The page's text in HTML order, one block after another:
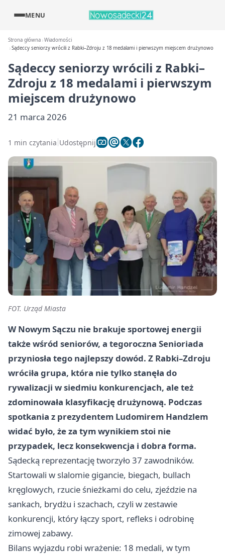
MENU
Strona główna Wiadomości
Sądeccy seniorzy wrócili z Rabki–Zdroju z 18 medalami i pierwszym miejscem drużynowo
Sądeccy seniorzy wrócili z Rabki–
Zdroju z 18 medalami i pierwszym
miejscem drużynowo
21 marca 2026
1 min czytania Udostępnij
FOT. Urząd Miasta
W Nowym Sączu nie brakuje sportowej energii
także wśród seniorów, a tegoroczna Senioriada
przyniosła tego najlepszy dowód. Z Rabki–Zdroju
wróciła grupa, która nie tylko stanęła do
rywalizacji w siedmiu konkurencjach, ale też
zdominowała klasyfikację drużynową. Podczas
spotkania z prezydentem Ludomirem Handzlem
widać było, że za tym wynikiem stoi nie
przypadek, lecz konsekwencja i dobra forma.
Sądecką reprezentację tworzyło 37 zawodników.
Startowali w slalomie gigancie, biegach, bullach
kręglowych, rzucie śnieżkami do celu, zjeździe na
sankach, brydżu i szachach, czyli w zestawie
konkurencji, który łączy sport, refleks i odrobinę
zimowej zabawy.
Bilans wyjazdu robi wrażenie: 18 medali, w tym